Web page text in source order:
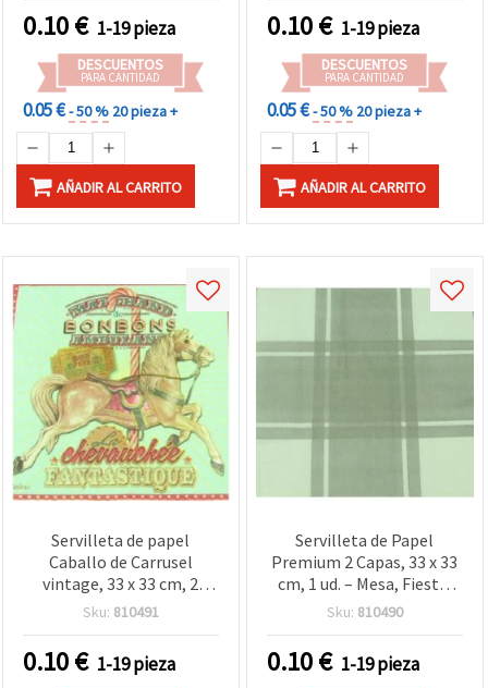
manualidades DIY,
scrapbooking y mixed
media – 1 unidad
0.10€ 1-19 pieza
DESCUENTOS
PARA CANTIDAD
0.05 €- 50 % 20 pieza +
AÑADIR AL CARRITO
unidad – Manualidades de
Navidad, DIY decoupage y
menaje para fiestas
0.10€ 1-19 pieza
DESCUENTOS
PARA CANTIDAD
0.05 €- 50 % 20 pieza +
AÑADIR AL CARRITO
Servilleta de papel
Caballo de Carrusel
vintage, 33 x 33 cm, 2
capas, 1 unidad – para
y mesa de fiesta
Sku: 810491
0.10€ 1-19 pieza
Servilleta de Papel
Premium 2 Capas, 33 x 33
cm, 1 ud. – Mesa, Fiesta,
Decoupage y
Sku: 810490
0.10€ 1-19 pieza